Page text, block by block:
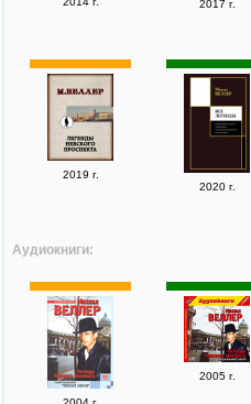
2017 г.
2019 г.
2020 г.
Аудиокниги:
2005 г.